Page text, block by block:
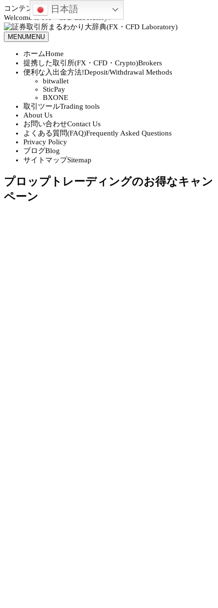
コンテンツへスキップ
Welcome to FX・CFD Laboratory!
MENUMENU
ホームHome
提携した取引所(FX・CFD・Crypto)Brokers
便利な入出金方法!Deposit/Withdrawal Methods
bitwallet
SticPay
BXONE
取引ツールTrading tools
About Us
お問い合わせContact Us
よくある質問(FAQ)Frequently Asked Questions
Privacy Policy
ブログBlog
サイトマップSitemap
プロップトレーディングのお得なキャン
ペーン
日本語